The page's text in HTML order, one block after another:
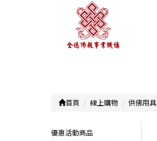
首頁 線上購物 供佛用具
優惠活動商品